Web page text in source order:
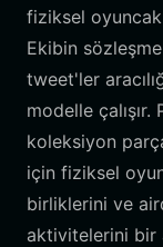
fiziksel
Ekibin
tweet'ler
modelle
koleksiyon
için fiziksel
birliklerini ve
aktivitelerini bir